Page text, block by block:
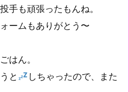
手も頑張ったもんね。
ームもありがとう〜
はん。
と
しちゃったので、また